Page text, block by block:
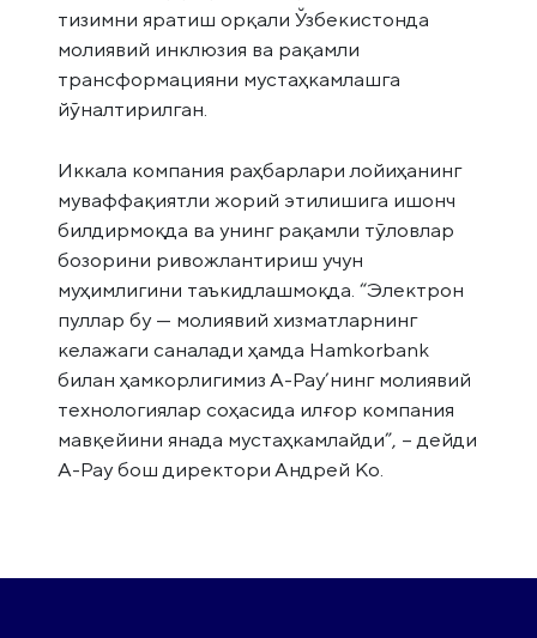
тизимни яратиш орқали Ўзбекистонда
молиявий инклюзия ва рақамли
трансформацияни мустаҳкамлашга
йўналтирилган.
Иккала компания раҳбарлари лойиҳанинг
муваффақиятли жорий этилишига ишонч
билдирмоқда ва унинг рақамли тўловлар
бозорини ривожлантириш учун
муҳимлигини таъкидлашмоқда. “Электрон
пуллар бу — молиявий хизматларнинг
келажаги саналади ҳамда Hamkorbank
билан ҳамкорлигимиз А-Pay’нинг молиявий
технологиялар соҳасида илғор компания
мавқейини янада мустаҳкамлайди”, – дейди
А-Pay бош директори Андрей Ко.